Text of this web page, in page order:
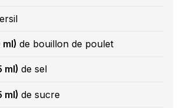
de bouillon de poulet
ml) de sel
ml) de sucre